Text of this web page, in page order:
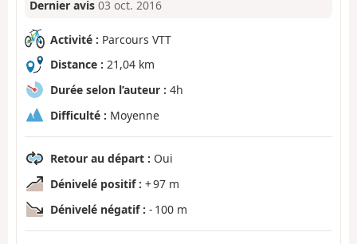
Dernier avis 03 oct. 2016
Activité : Parcours VTT
Distance : 21,04 km
Durée selon l’auteur : 4h
Difficulté : Moyenne
Retour au départ : Oui
Dénivelé positif : + 97 m
Dénivelé négatif : - 100 m